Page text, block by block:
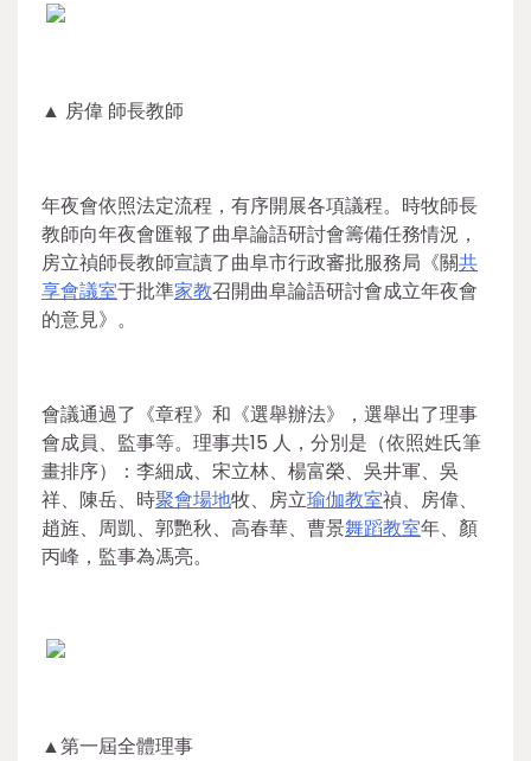
▲ 房偉 師長教師
年夜會依照法定流程，有序開展各項議程。時牧師長
教師向年夜會匯報了曲阜論語研討會籌備任務情況，
房立禎師長教師宣讀了曲阜市行政審批服務局《關共
享會議室于批準家教召開曲阜論語研討會成立年夜會
的意見》。
會議通過了《章程》和《選舉辦法》，選舉出了理事
會成員、監事等。理事共15 人，分別是（依照姓氏筆
畫排序）：李細成、宋立林、楊富榮、吳井軍、吳
祥、陳岳、時聚會場地牧、房立瑜伽教室禎、房偉、
趙旌、周凱、郭艷秋、高春華、曹景舞蹈教室年、顏
丙峰，監事為馮亮。
▲第一屆全體理事